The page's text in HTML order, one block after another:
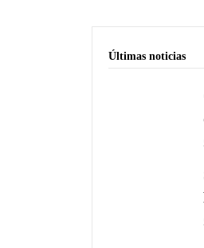
Últimas noticias